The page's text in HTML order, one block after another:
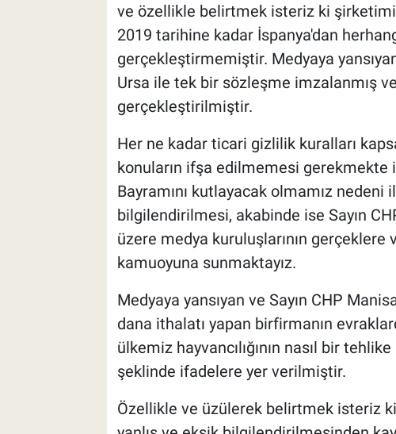
ve özellikle belirtmek isteriz ki
2019 tarihine kadar İspanya'dan
gerçekleştirmemiştir. Medyaya
Ursa ile tek bir sözleşme imzalanmış
gerçekleştirilmiştir.
Her ne kadar ticari gizlilik kuralları
konuların ifşa edilmemesi gerekmekte
Bayramını kutlayacak olmamız nedeni
bilgilendirilmesi, akabinde ise Sayın
üzere medya kuruluşlarının gerçeklere
kamuoyuna sunmaktayız.
Medyaya yansıyan ve Sayın CHP
dana ithalatı yapan birfirmanın
ülkemiz hayvancılığının nasıl bir
şeklinde ifadelere yer verilmiştir.
Özellikle ve üzülerek belirtmek isteriz